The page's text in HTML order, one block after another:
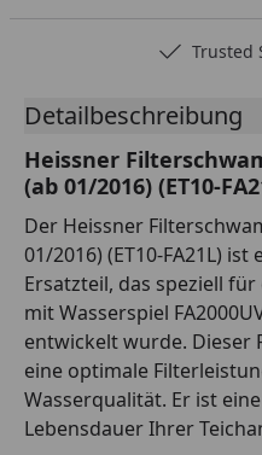
Trusted
Detailbeschreibung
Heissner
(ab 01/2016) (ET10-
Der Heissner
01/2016) (ET10-FA21L)
Ersatzteil, das speziell
mit Wasserspiel
entwickelt wurde.
eine optimale
Wasserqualität. Er ist
Lebensdauer Ihrer